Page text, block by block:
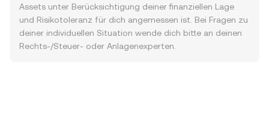
Assets unter Berücksichtigung deiner finanziellen Lage
und Risikotoleranz für dich angemessen ist. Bei Fragen zu
deiner individuellen Situation wende dich bitte an deinen
Rechts-/Steuer- oder Anlagenexperten.